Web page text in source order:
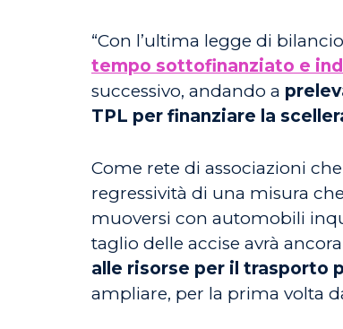
“Con l’ultima legge di
tempo sottofinanziato e
successivo, andando a
TPL per finanziare la
Come rete di associazioni
regressività di una misura
muoversi con automobili
taglio delle accise avrà
alle risorse per il trasporto
ampliare, per la prima volta